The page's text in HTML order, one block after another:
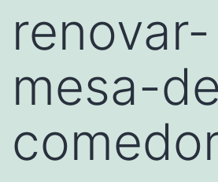
renovar-
mesa-